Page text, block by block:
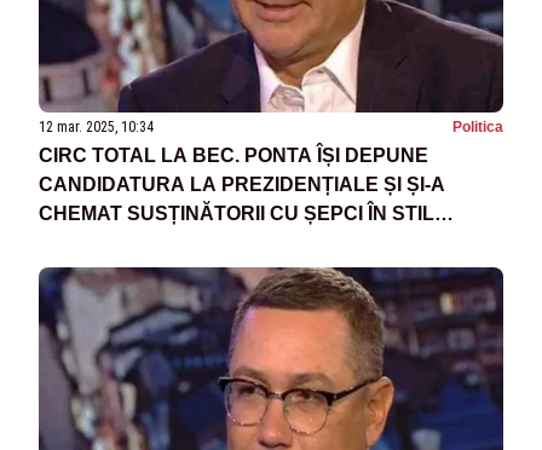
12 mar. 2025, 10:34 Politica
CIRC TOTAL LA BEC. PONTA ÎȘI DEPUNE
CANDIDATURA LA PREZIDENȚIALE ȘI ȘI-A
CHEMAT SUSȚINĂTORII CU ȘEPCI ÎN STIL